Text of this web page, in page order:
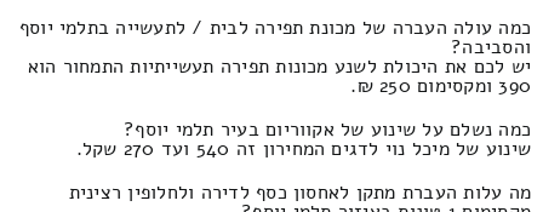
כמה עולה העברה של מכונת תפירה לבית / לתעשייה בתלמי יוסף
והסביבה?
יש לכם את היכולת לשנע מכונות תפירה תעשייתיות התמחור הוא
390 ומקסימום 250 ₪.
כמה נשלם על שינוע של אקווריום בעיר תלמי יוסף?
שינוע של מיכל נוי לדגים המחירון זה 540 ועד 270 שקל.
מה עלות העברת מתקן לאחסון כסף לדירה ולחלופין רצינית